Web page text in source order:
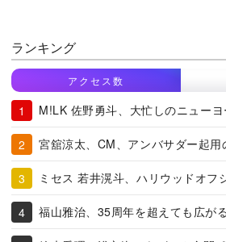
ランキング
アクセス数
M!LK 佐野勇斗、大忙しのニュー
宮舘涼太、CM、アンバサダー起用
ミセス 若井滉斗、ハリウッドオフ
福山雅治、35周年を超えても広が